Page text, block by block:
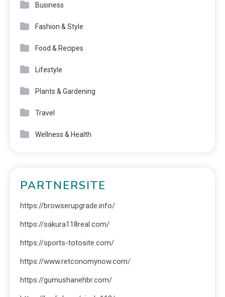
Business
Fashion & Style
Food & Recipes
Lifestyle
Plants & Gardening
Travel
Wellness & Health
PARTNERSITE
https://browserupgrade.info/
https://sakura118real.com/
https://sports-totosite.com/
https://www.retconomynow.com/
https://gumushanehbr.com/